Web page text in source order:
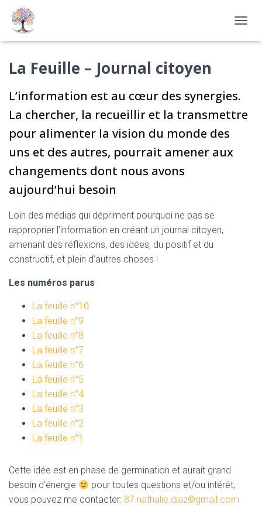
La Feuille – Journal citoyen
L’information est au cœur des synergies.
La chercher, la recueillir et la transmettre
pour alimenter la vision du monde des
uns et des autres, pourrait amener aux
changements dont nous avons
aujourd’hui besoin
Loin des médias qui dépriment pourquoi ne pas se
rapproprier l’information en créant un journal citoyen,
amenant des réflexions, des idées, du positif et du
constructif, et plein d’autres choses !
Les numéros parus
La feuille n°10
La feuille n°9
La feuille n°8
La feuille n°7
La feuille n°6
La feuille n°5
La feuille n°4
La feuille n°3
La feuille n°2
La feuille n°1
Cette idée est en phase de germination et aurait grand
besoin d’énergie
pour toutes questions et/ou intérêt,
vous pouvez me contacter: 87.nathalie.diaz©gmail.com